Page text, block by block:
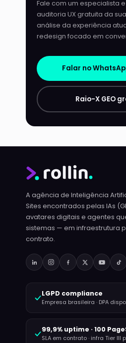
Fale com um especialista
auditoria UX gratuita da
análise da experiência
redesign focado em
Falar no
Raio-X GEO
A agência de Inteligência
Sites encontrados pelas IAs
avatares digitais e agentes
sistemas — em infraestrutura
contrato.
LGPD compliance
Empresa brasileira · DPA
99,9% uptime · 100
SLA em contrato · infra Tier III